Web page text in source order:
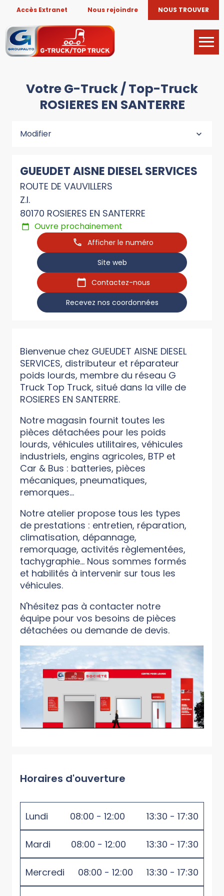
Accès Extranet Nous rejoindre NOUS TROUVER
Votre G-Truck / Top-Truck
ROSIERES EN SANTERRE
Modifier
GUEUDET AISNE DIESEL SERVICES
ROUTE DE VAUVILLERS
Z.I.
80170 ROSIERES EN SANTERRE
Ouvre prochainement
Afficher le numéro
Site web
Contactez-nous
Recevez nos coordonnées
Bienvenue chez GUEUDET AISNE DIESEL
SERVICES, distributeur et réparateur
poids lourds, membre du réseau G
Truck Top Truck, situé dans la ville de
ROSIERES EN SANTERRE.
Notre magasin fournit toutes les
pièces détachées pour les poids
lourds, véhicules utilitaires, véhicules
industriels, engins agricoles, BTP et
Car & Bus : batteries, pièces
mécaniques, pneumatiques,
remorques...
Notre atelier propose tous les types
de prestations : entretien, réparation,
climatisation, dépannage,
remorquage, activités règlementées,
tachygraphie... Nous sommes formés
et habilités à intervenir sur tous les
véhicules.
N'hésitez pas à contacter notre
équipe pour vos besoins de pièces
détachées ou demande de devis.
Horaires d'ouverture
Lundi 08:00 - 12:00 13:30 - 17:30
Mardi 08:00 - 12:00 13:30 - 17:30
Mercredi 08:00 - 12:00 13:30 - 17:30